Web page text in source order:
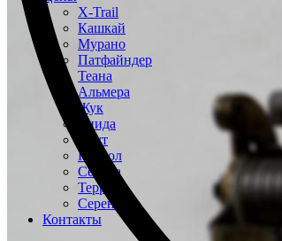
X-Trail
Кашкай
Мурано
Патфайндер
Теана
Альмера
Жук
Тиида
Ноут
Патрол
Сентра
Террано
Серена
Контакты